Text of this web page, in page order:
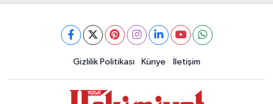
Gizlilik Politikası Künye İletişim